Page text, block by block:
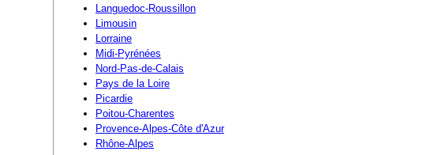
Languedoc-Roussillon
Limousin
Lorraine
Midi-Pyrénées
Nord-Pas-de-Calais
Pays de la Loire
Picardie
Poitou-Charentes
Provence-Alpes-Côte d'Azur
Rhône-Alpes